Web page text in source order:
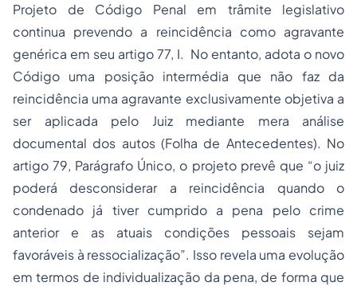
Projeto de Código Penal em trâmite legislativo
continua prevendo a reincidência como agravante
genérica em seu artigo 77, I. No entanto, adota o novo
Código uma posição intermédia que não faz da
reincidência uma agravante exclusivamente objetiva a
ser aplicada pelo Juiz mediante mera análise
documental dos autos (Folha de Antecedentes). No
artigo 79, Parágrafo Único, o projeto prevê que “o juiz
poderá desconsiderar a reincidência quando o
condenado já tiver cumprido a pena pelo crime
anterior e as atuais condições pessoais sejam
favoráveis à ressocialização”. Isso revela uma evolução
em termos de individualização da pena, de forma que